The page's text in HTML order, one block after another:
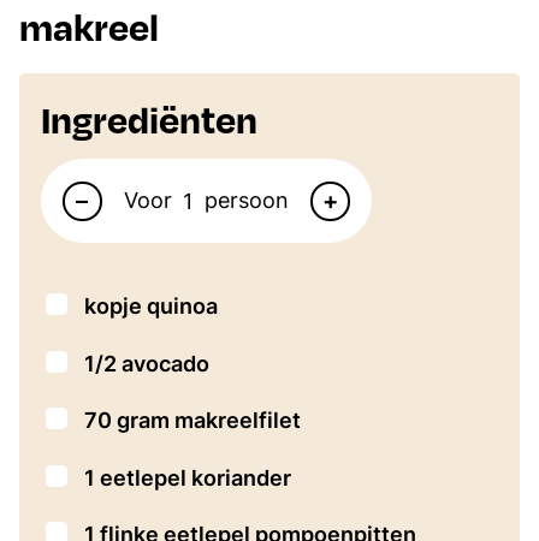
makreel
Ingrediënten
Aantal personen
– Voor persoon +
▢
kopje quinoa
▢
1/2avocado
▢
70 gram makreelfilet
▢
1 eetlepel koriander
▢
1 flinke eetlepel pompoenpitten